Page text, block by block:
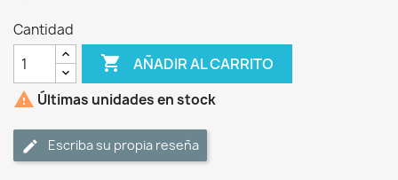
Cantidad
 AÑADIR AL CARRITO
 Últimas unidades en stock
Escriba su propia reseña